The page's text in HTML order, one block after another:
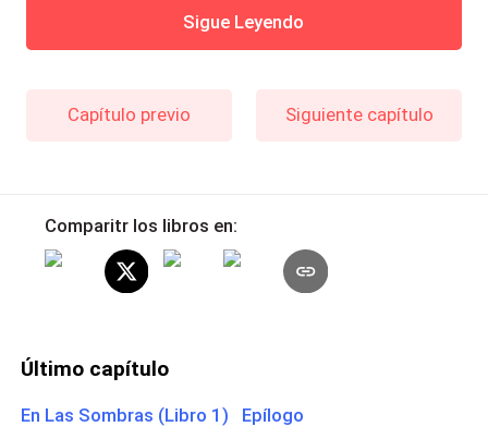
Sigue Leyendo
Capítulo previo Siguiente capítulo
Comparitr los libros en:
Último capítulo
En Las Sombras (Libro 1) Epílogo